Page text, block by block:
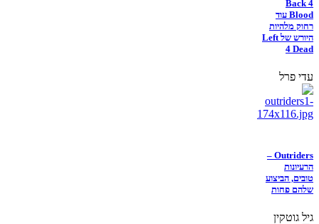
Back 4
Blood עוד
רחוק מלהיות
היורש של Left
4 Dead
עדי פרל
Outriders –
הרעיונות
טובים, הביצוע
שלהם פחות
גיל גוטקין